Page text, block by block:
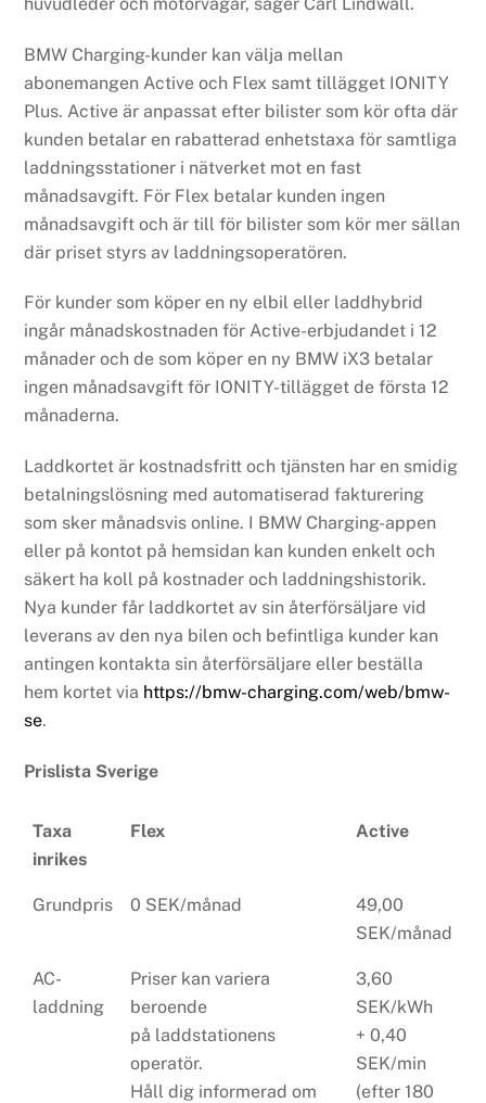
BMW Charging-kunder kan välja mellan
abonemangen Active och Flex samt tillägget IONITY
Plus. Active är anpassat efter bilister som kör ofta där
kunden betalar en rabatterad enhetstaxa för samtliga
laddningsstationer i nätverket mot en fast
månadsavgift. För Flex betalar kunden ingen
månadsavgift och är till för bilister som kör mer sällan
där priset styrs av laddningsoperatören.
För kunder som köper en ny elbil eller laddhybrid
ingår månadskostnaden för Active-erbjudandet i 12
månader och de som köper en ny BMW iX3 betalar
ingen månadsavgift för IONITY-tillägget de första 12
månaderna.
Laddkortet är kostnadsfritt och tjänsten har en smidig
betalningslösning med automatiserad fakturering
som sker månadsvis online. I BMW Charging-appen
eller på kontot på hemsidan kan kunden enkelt och
säkert ha koll på kostnader och laddningshistorik.
Nya kunder får laddkortet av sin återförsäljare vid
leverans av den nya bilen och befintliga kunder kan
antingen kontakta sin återförsäljare eller beställa
hem kortet via https://bmw-charging.com/web/bmw-
se.
Prislista Sverige
Taxa
inrikes
Flex Active
Grundpris 0 SEK/månad
49,00
SEK/månad
AC-
laddning
Priser kan variera
beroende
på laddstationens
operatör.
Håll dig informerad om
3,60
SEK/kWh
+ 0,40
SEK/min
(efter 180